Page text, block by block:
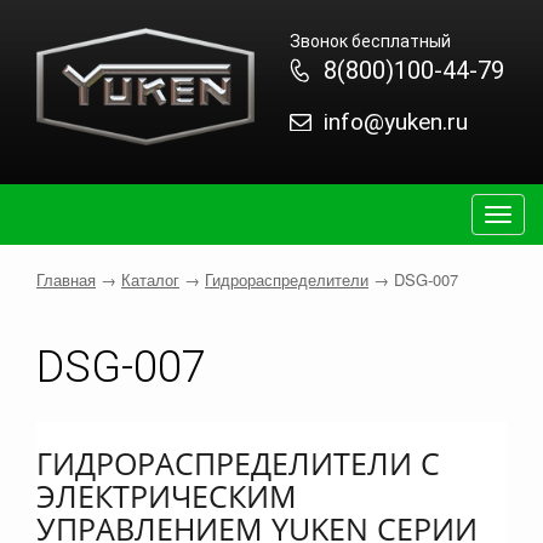
Звонок бесплатный
8(800)100-44-79
info@yuken.ru
Главная → Каталог → Гидрораспределители → DSG-007
DSG-007
ГИДРОРАСПРЕДЕЛИТЕЛИ С
ЭЛЕКТРИЧЕСКИМ
УПРАВЛЕНИЕМ YUKEN СЕРИИ